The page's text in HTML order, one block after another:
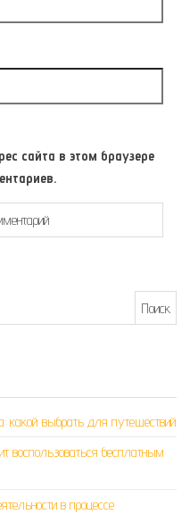
сайта в этом браузере
какой выбрать для путешествий
воспользоваться бесплатным
в процессе